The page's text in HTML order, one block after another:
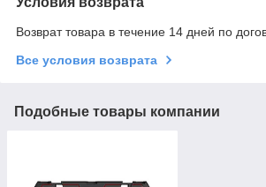
Возврат товара в течение 14 дней по
Все условия возврата
Подобные товары компании